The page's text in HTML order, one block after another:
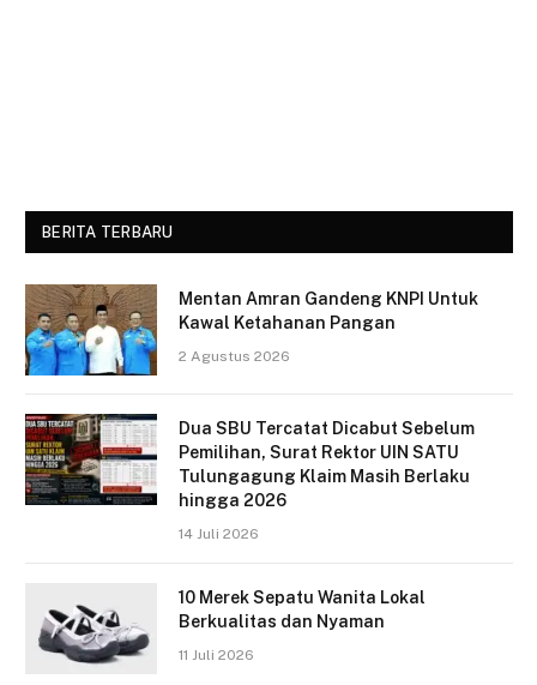
BERITA TERBARU
Mentan Amran Gandeng KNPI Untuk
Kawal Ketahanan Pangan
2 Agustus 2026
Dua SBU Tercatat Dicabut Sebelum
Pemilihan, Surat Rektor UIN SATU
Tulungagung Klaim Masih Berlaku
hingga 2026
14 Juli 2026
10 Merek Sepatu Wanita Lokal
Berkualitas dan Nyaman
11 Juli 2026